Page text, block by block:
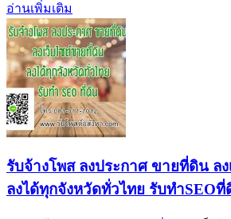
อ่านเพิ่มเติม
รับจ้างโพส ลงประกาศ ขายที่ดิน ล
ลงได้ทุกจังหวัดทั่วไทย รับทำSEOที่